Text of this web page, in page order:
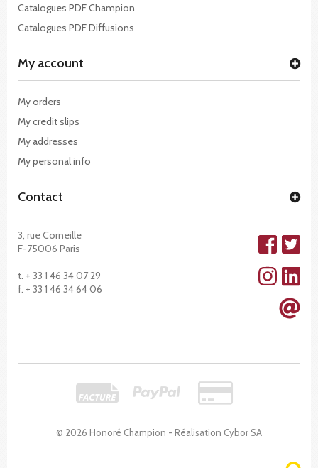
© 2026 Honoré Champion - Réalisation Cybor SA
Catalogues PDF Champion
Catalogues PDF Diffusions
My account
My orders
My credit slips
My addresses
My personal info
Contact
3, rue Corneille
F-75006 Paris
t. + 33 1 46 34 07 29
f. + 33 1 46 34 64 06